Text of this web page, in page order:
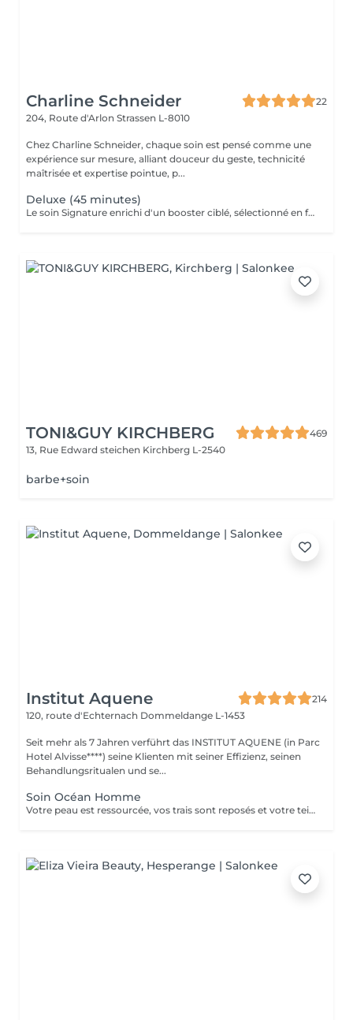
Charline Schneider
22
204, Route d'Arlon Strassen L-8010
Chez Charline Schneider, chaque soin est pensé comme une
expérience sur mesure, alliant douceur du geste, technicité
maîtrisée et expertise pointue, p...
Deluxe (45 minutes)
Le soin Signature enrichi d'un booster ciblé, sélectionné en fonction des besoins de votre peau (éclat, hydratation, fermeté, anti-âge, imperfections), et d'une séance de LED. Ce soin permet de travailler un objectif précis tout en améliorant la qualité globale de la peau. Idéal pour : cibler une problématique spécifique améliorer le grain de peau renforcer les résultats dans le temps Résultat : peau plus homogène, repulpée et visiblement revitalisée. Ce soin n'est pas adapté aux femmes enceintes ou allaitantes, ainsi qu'aux personnes allergiques aux algues ou à l'aspirine.
TONI&GUY KIRCHBERG
469
13, Rue Edward steichen Kirchberg L-2540
barbe+soin
Institut Aquene
214
120, route d'Echternach Dommeldange L-1453
Seit mehr als 7 Jahren verführt das INSTITUT AQUENE (in Parc
Hotel Alvisse****) seine Klienten mit seiner Effizienz, seinen
Behandlungsritualen und se...
Soin Océan Homme
Votre peau est ressourcée, vos trais sont reposés et votre teint plus lumineux. Véritable recharge d'énergie, les extraits d'algue bleue sont libérés au cur des cellules pour une action anti-âge et antifatigue.